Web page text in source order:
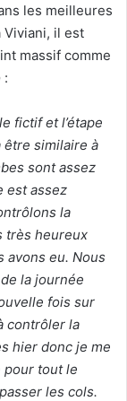
les meilleures
Viviani, il est
massif comme
:
fictif et l’étape
être similaire à
sont assez
est assez
la
très heureux
avons eu. Nous
la journée
fois sur
contrôler la
hier donc je me
pour tout le
les cols.